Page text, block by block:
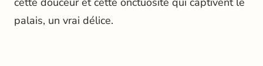
palais, un vrai délice.